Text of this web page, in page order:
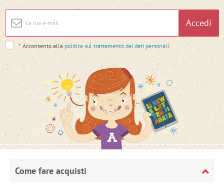
Accedi
* Acconsento alla politica sul trattamento dei dati personali
Come fare acquisti